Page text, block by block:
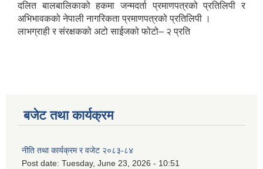
दलित बालबालिकाको हकमा जन्मदर्ता प्रमाणपत्रको प्रतिलिपी र
अभिभावकको नेपाली नागरिकता प्रमाणपत्रको प्रतिलिपी ।
लाभग्राही र संरक्षकको अटो साईजको फोटो– २ प्रति
बजेट तथा कार्यक्रम
नीति तथा कार्यक्रम र वजेट २०८३-८४
Post date: Tuesday, June 23, 2026 - 10:51